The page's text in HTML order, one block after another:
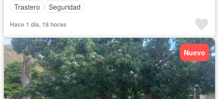
Trastero
Seguridad
Hace 1 día, 18 horas
Nuevo